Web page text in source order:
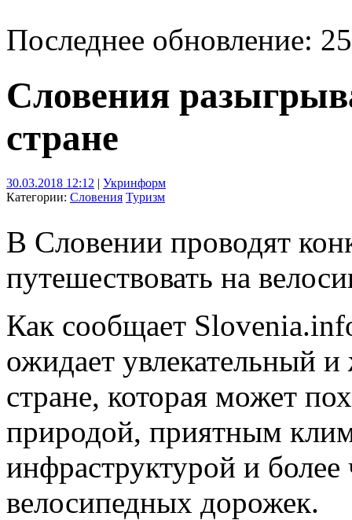
Последнее обновление:
Словения
стране
30.03.2018 12:12 | Укринформ
Категории: Словения Туризм
В Словении проводят
путешествовать на
Как сообщает
ожидает увлекательный
стране, которая может
природой, приятным
инфраструктурой и
велосипедных дорожек.